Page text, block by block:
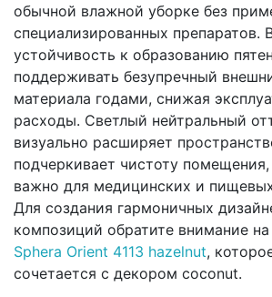
обычной влажной уборке без
специализированных препаратов.
устойчивость к образованию
поддерживать безупречный
материала годами, снижая
расходы. Светлый нейтральный
визуально расширяет
подчеркивает чистоту
важно для медицинских и
Для создания гармоничных
композиций обратите внимание на
Sphera Orient 4113 hazelnut,
сочетается с декором coconut.